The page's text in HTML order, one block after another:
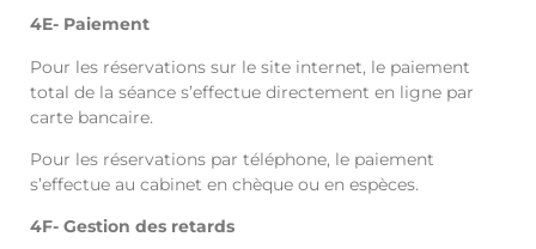
4E- Paiement
Pour les réservations sur le site internet, le paiement
total de la séance s’effectue directement en ligne par
carte bancaire.
Pour les réservations par téléphone, le paiement
s’effectue au cabinet en chèque ou en espèces.
4F- Gestion des retards